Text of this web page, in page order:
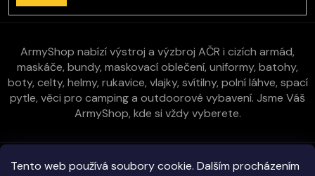
Tento web používá soubory cookie. Dalším procházením
ArmyShop nabízí výstroj a výzbroj AČR i cizích armád,
maskáče, bundy, maskovací oblečení, uniformy, batohy,
boty, celty, helmy, rukavice, vlajky, svítilny, polní láhve, spací
pytle, věci pro camping a outdoorové vybavení. Jsme Váš
ArmyShop, kde si vždy vyberete.
Zákaznická péče